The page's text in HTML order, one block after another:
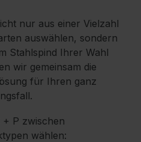
nur aus einer Vielzahl
auswählen, sondern
Stahlspind Ihrer Wahl
wir gemeinsam die
für Ihren ganz
+ P zwischen
wählen: